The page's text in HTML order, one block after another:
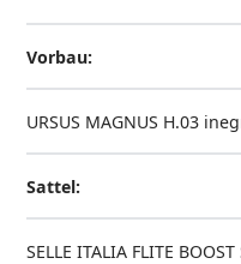
Vorbau:
URSUS MAGNUS H.03
Sattel:
SELLE ITALIA FLITE